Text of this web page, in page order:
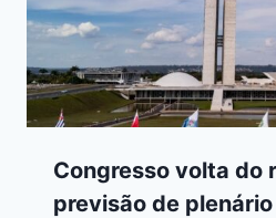
Congresso volta do
previsão de